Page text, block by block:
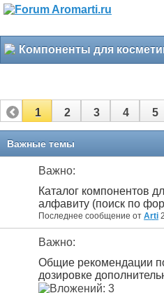
1 2 3 4 5
Важные темы
Важно:
Каталог компонентов
алфавиту (поиск по
Последнее сообщение от Arti
Важно:
Общие рекомендации
дозировке